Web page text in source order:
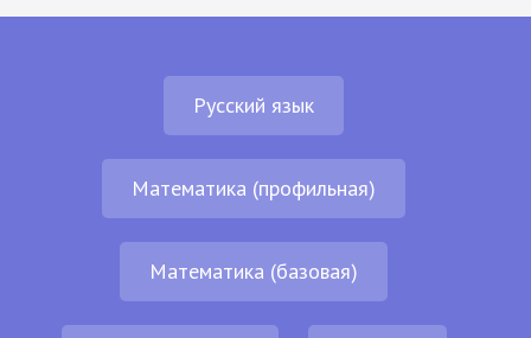
Русский язык
Математика (профильная)
Математика (базовая)